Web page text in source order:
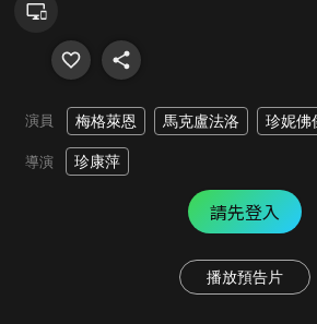
演員 梅格萊恩 馬克盧法洛 珍妮佛
導演 珍康萍
請先登入
播放預告片